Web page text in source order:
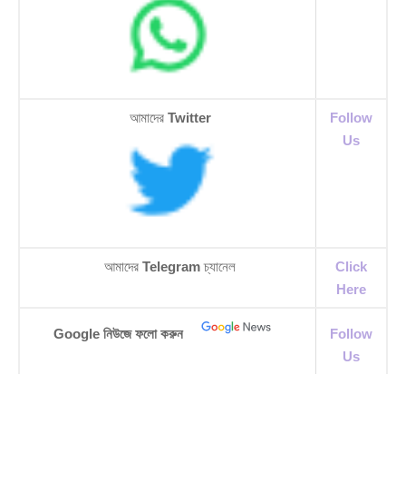
আমাদের Twitter
Follow
Us
আমাদের Telegramচ্যানেল
Click
Here
Google নিউজে ফলো করুন
Follow
Us